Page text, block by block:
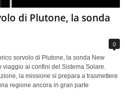
di Plutone, la sonda
0
sorvolo di Plutone, la sonda New
viaggio ai confini del Sistema Solare.
la missione si prepara a trasmettere
regione ancora in gran parte